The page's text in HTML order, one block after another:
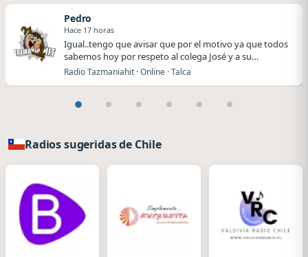
Pedro
Hace 17 horas
Igual..tengo que avisar que por el motivo ya que todos
sabemos hoy por respeto al colega José y a su…
Radio Tazmaniahit · Online · Talca
Radios sugeridas de Chile